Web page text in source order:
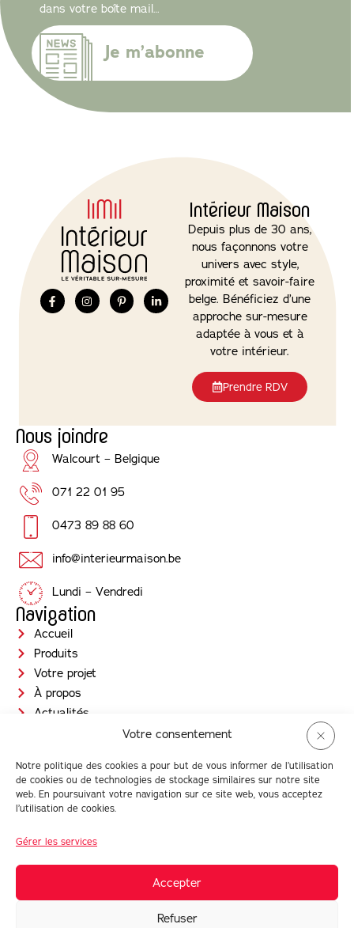
Votre consentement
Notre politique des cookies a pour but de vous informer de l’utilisation
de cookies ou de technologies de stockage similaires sur notre site
web. En poursuivant votre navigation sur ce site web, vous acceptez
l’utilisation de cookies.
Gérer les services
Accepter
Refuser
dans votre boîte mail…
Je m’abonne
Intérieur Maison
Depuis plus de 30 ans,
nous façonnons votre
univers avec style,
proximité et savoir-faire
belge. Bénéficiez d’une
approche sur-mesure
adaptée à vous et à
votre intérieur.
Prendre RDV
Nous joindre
Walcourt – Belgique
071 22 01 95
0473 89 88 60
info@interieurmaison.be
Lundi – Vendredi
Navigation
Accueil
Produits
Votre projet
À propos
Actualités
Prendre RDV
Newsletter
Réalisé avec